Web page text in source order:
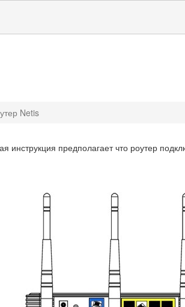
Netis
инструкция предполагает что роутер